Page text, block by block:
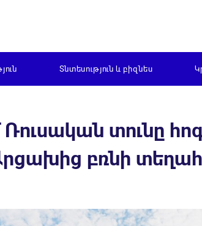
Տնտեսություն և բիզնես
տունը
բռնի